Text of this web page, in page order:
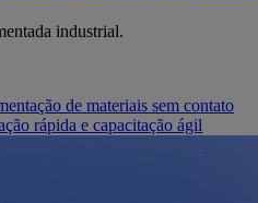
industrial.
de materiais sem contato
rápida e capacitação ágil